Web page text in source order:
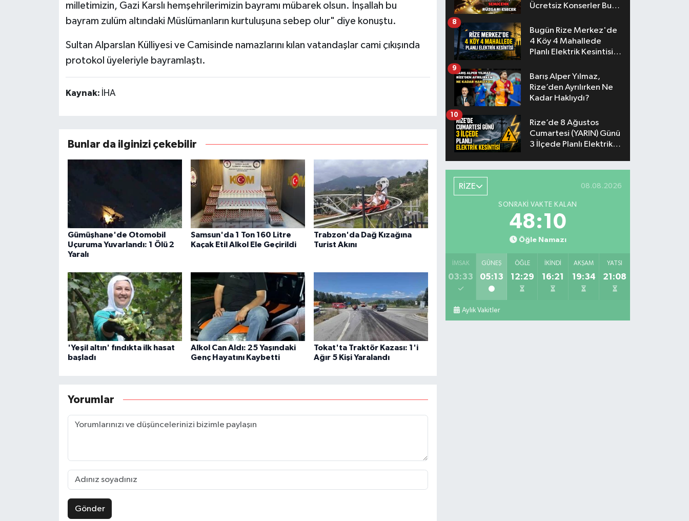
milletimizin, Gazi Karslı hemşehrilerimizin bayramı mübarek olsun. İnşallah bu
bayram zulüm altındaki Müslümanların kurtuluşuna sebep olur" diye konuştu.
Sultan Alparslan Külliyesi ve Camisinde namazlarını kılan vatandaşlar cami çıkışında
protokol üyeleriyle bayramlaştı.
Kaynak: İHA
Bunlar da ilginizi çekebilir
Gümüşhane'de Otomobil
Uçuruma Yuvarlandı: 1 Ölü 2
Yaralı
Samsun'da 1 Ton 160 Litre
Kaçak Etil Alkol Ele Geçirildi
Trabzon'da Dağ Kızağına
Turist Akını
'Yeşil altın' fındıkta ilk hasat
başladı
Alkol Can Aldı: 25 Yaşındaki
Genç Hayatını Kaybetti
Tokat'ta Traktör Kazası: 1'i
Ağır 5 Kişi Yaralandı
Yorumlar
Gönder
Ücretsiz Konserler Bu
Bugün Rize Merkez'de
4 Köy 4 Mahallede
Planlı Elektrik Kesintisi
8
Barış Alper Yılmaz,
Rize’den Ayrılırken Ne
Kadar Haklıydı?
9
Rize’de 8 Ağustos
Cumartesi (YARIN) Günü
3 İlçede Planlı Elektrik
10
RİZE 08.08.2026
SONRAKI VAKTE KALAN
48:09
Öğle Namazı
İMSAK
03:33
GÜNEŞ
05:13
ÖĞLE
12:29
İKINDI
16:21
AKŞAM
19:34
YATSI
21:08
Aylık Vakitler